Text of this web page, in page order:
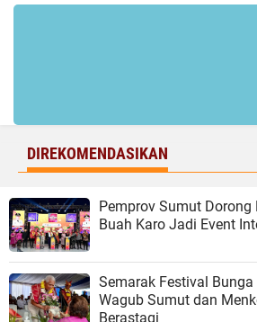
DIREKOMENDASIKAN
Pemprov Sumut
Buah Karo Jadi Event
Semarak Festival
Wagub Sumut dan
Berastagi